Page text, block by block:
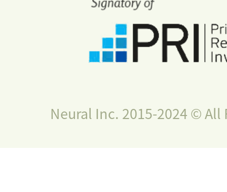
Neural Inc. 2015-2024 © All